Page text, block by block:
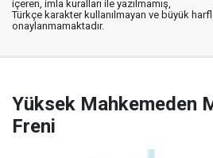
içeren, imla kuralları ile yazılmamış,
Türkçe karakter kullanılmayan ve büyük
onaylanmamaktadır.
Yüksek Mahkemeden
Freni